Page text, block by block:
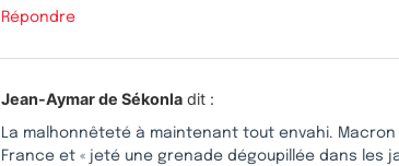
Répondre
Jean-Aymar de Sékonla dit :
La malhonnêteté à maintenant tout envahi.
France et « jeté une grenade dégoupillée dans les